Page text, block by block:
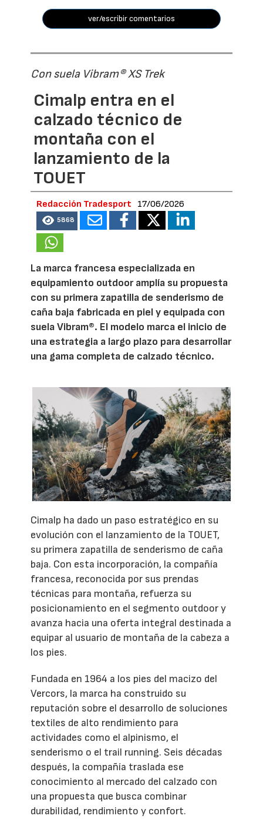
ver/escribir comentarios
Con suela Vibram® XS Trek
Cimalp entra en el
calzado técnico de
montaña con el
lanzamiento de la
TOUET
Redacción Tradesport 17/06/2026
5868
La marca francesa especializada en
equipamiento outdoor amplía su propuesta
con su primera zapatilla de senderismo de
caña baja fabricada en piel y equipada con
suela Vibram®. El modelo marca el inicio de
una estrategia a largo plazo para desarrollar
una gama completa de calzado técnico.
Cimalp ha dado un paso estratégico en su
evolución con el lanzamiento de la TOUET,
su primera zapatilla de senderismo de caña
baja. Con esta incorporación, la compañía
francesa, reconocida por sus prendas
técnicas para montaña, refuerza su
posicionamiento en el segmento outdoor y
avanza hacia una oferta integral destinada a
equipar al usuario de montaña de la cabeza a
los pies.
Fundada en 1964 a los pies del macizo del
Vercors, la marca ha construido su
reputación sobre el desarrollo de soluciones
textiles de alto rendimiento para
actividades como el alpinismo, el
senderismo o el trail running. Seis décadas
después, la compañía traslada ese
conocimiento al mercado del calzado con
una propuesta que busca combinar
durabilidad, rendimiento y confort.